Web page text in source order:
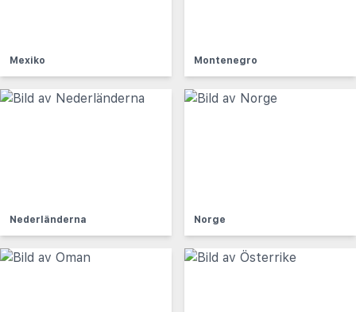
Mexiko Montenegro
Nederländerna Norge